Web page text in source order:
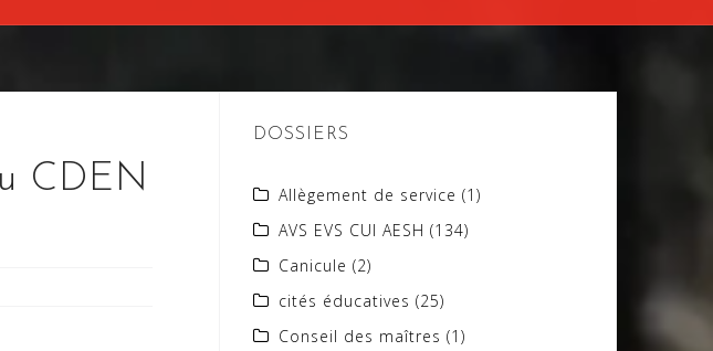
CDEN
DOSSIERS
Allègement de service (1)
AVS EVS CUI AESH (134)
Canicule (2)
cités éducatives (25)
Conseil des maîtres (1)